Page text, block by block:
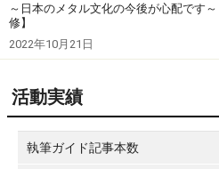
～日本のメタル文化の今後が心配です
修】
2022年10月21日
活動実績
執筆ガイド記事本数